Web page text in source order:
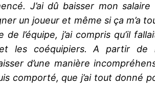
J’ai dû baisser mon
un joueur et même si ça m’a
l’équipe, j’ai compris qu’il
les coéquipiers. A partir de
d’une manière
comporté, que j’ai tout donné